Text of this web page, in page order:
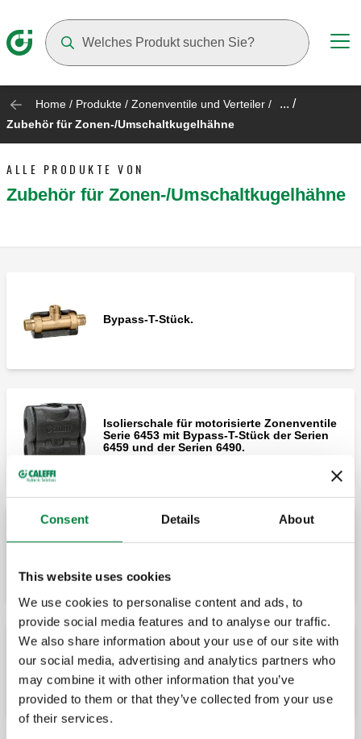
Consent Details About
This website uses cookies
We use cookies to personalise content and ads, to
provide social media features and to analyse our traffic.
We also share information about your use of our site with
our social media, advertising and analytics partners who
may combine it with other information that you’ve
provided to them or that they’ve collected from your use
of their services.
Home / Produkte / Zonenventile und Verteiler / ... /
Zubehör für Zonen-/Umschaltkugelhähne
ALLE PRODUKTE VON
Zubehör für Zonen-/Umschaltkugelhähne
Bypass-T-Stück.
Isolierschale für motorisierte Zonenventile
Serie 6453 mit Bypass-T-Stück der Serien
6459 und der Serien 6490.
Isolierkit für den Einsatz in Heizungs- und
Isolierkit für den Einsatz in Heizungs- und
Kühlanlagen.